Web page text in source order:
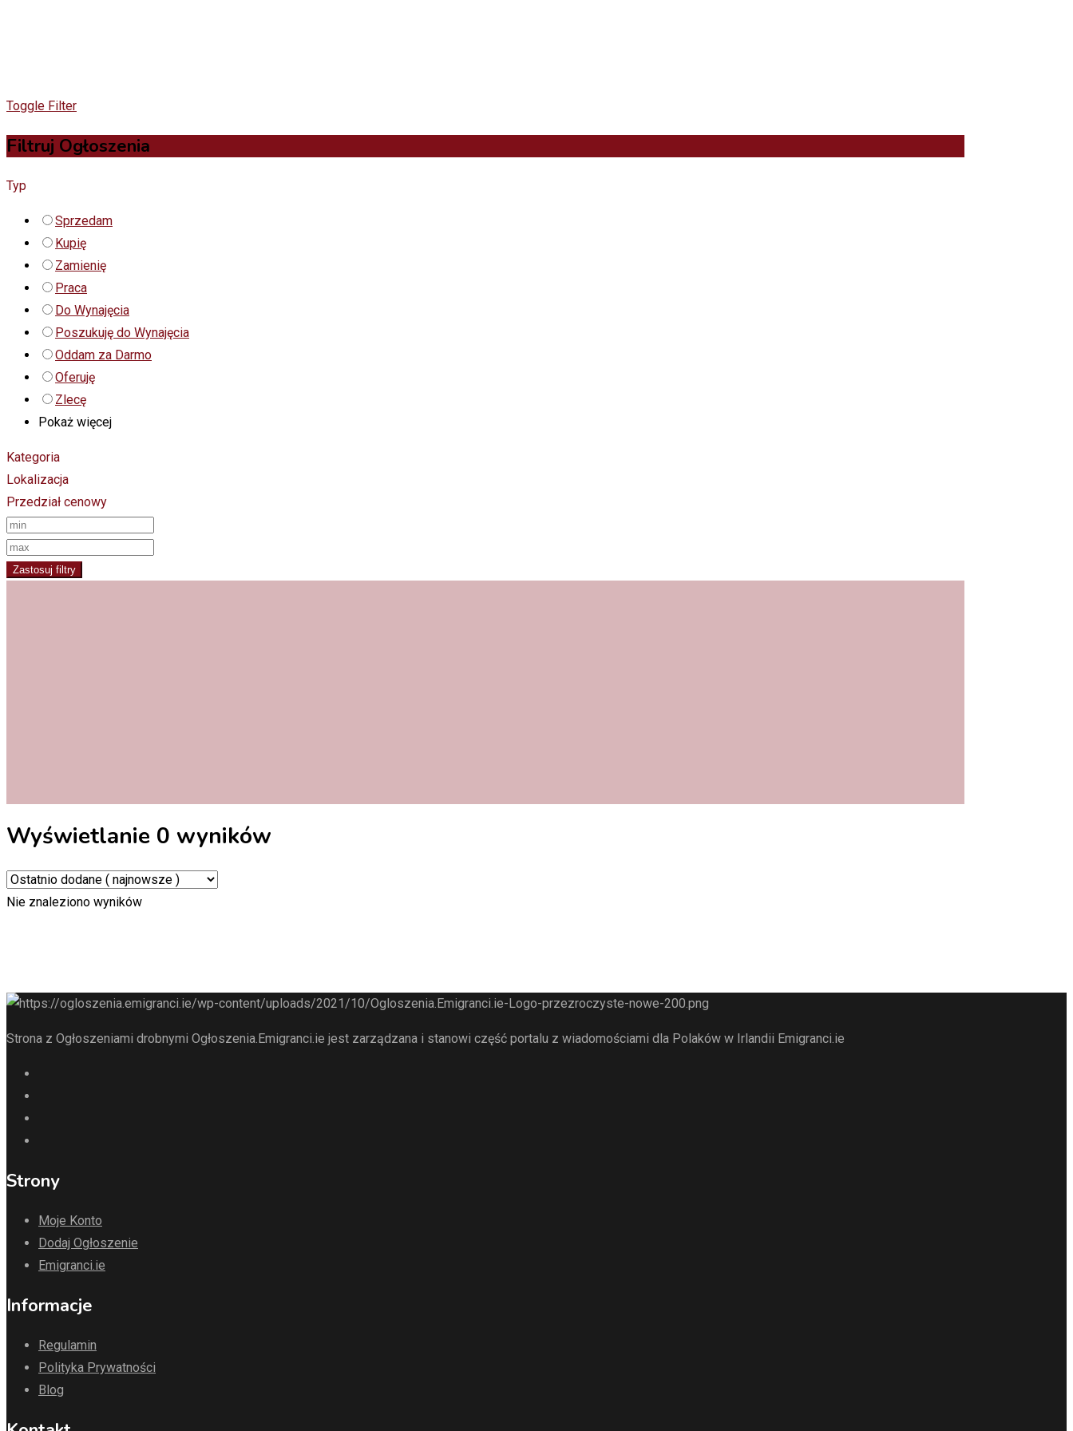
Toggle Filter
Filtruj Ogłoszenia
Typ
Sprzedam
Kupię
Zamienię
Praca
Do Wynajęcia
Poszukuję do Wynajęcia
Oddam za Darmo
Oferuję
Zlecę
Pokaż więcej
Kategoria
Lokalizacja
Przedział cenowy
Zastosuj filtry
Wyświetlanie 0 wyników
Nie znaleziono wyników
Strona z Ogłoszeniami drobnymi Ogłoszenia.Emigranci.ie jest zarządzana i stanowi część portalu z wiadomościami dla Polaków w Irlandii Emigranci.ie
Strony
Moje Konto
Dodaj Ogłoszenie
Emigranci.ie
Informacje
Regulamin
Polityka Prywatności
Blog